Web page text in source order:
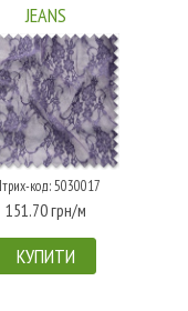
JEANS
код: 5030017
151.70 грн/м
КУПИТИ